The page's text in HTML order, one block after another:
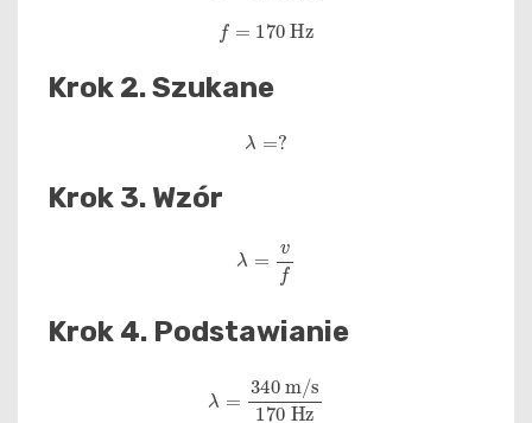
f =170 Hz
Krok 2. Szukane
λ =?
Krok 3. Wzór
f
Krok 4. Podstawianie
m/s 170